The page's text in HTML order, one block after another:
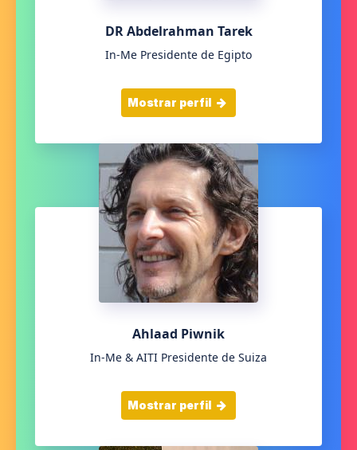
DR Abdelrahman Tarek
In-Me Presidente de Egipto
Mostrar perfil
Ahlaad Piwnik
In-Me & AITI Presidente de Suiza
Mostrar perfil